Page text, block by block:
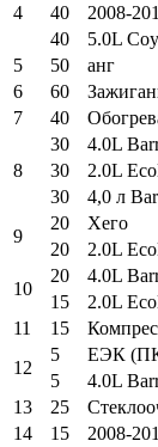
4
40
2008-
40
5.0L
5
50
анг
6
60
7
40
8
30
4.0L
30
2.0L
30
4,0 л
9
20
Хего
20
2.0L
10
20
4.0L
15
2.0L
11
15
12
5
ЕЭК
5
4.0L
13
25
14
15
2008-